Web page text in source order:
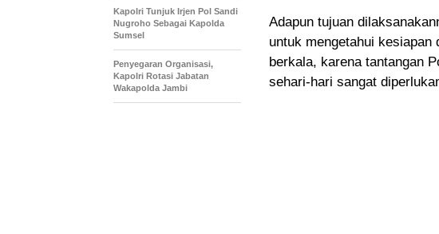
Adapun tujuan
untuk mengetahui
berkala, karena tantangan
sehari-hari sangat
Kapolri Tunjuk Irjen Pol Sandi
Nugroho Sebagai Kapolda
Sumsel
Penyegaran Organisasi,
Kapolri Rotasi Jabatan
Wakapolda Jambi